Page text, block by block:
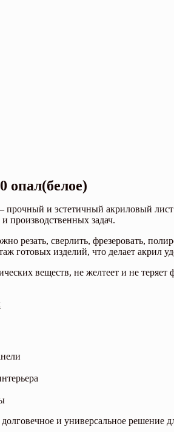
опал(белое)
прочный и эстетичный акриловый лист
производственных задач.
резать, сверлить, фрезеровать,
готовых изделий, что делает акрил
веществ, не желтеет и не
и универсальное решение